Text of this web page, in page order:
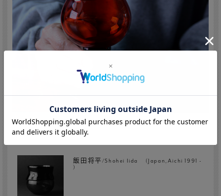
飯田将平/Shohei Iida (Japan,Aichi 1991 -
)